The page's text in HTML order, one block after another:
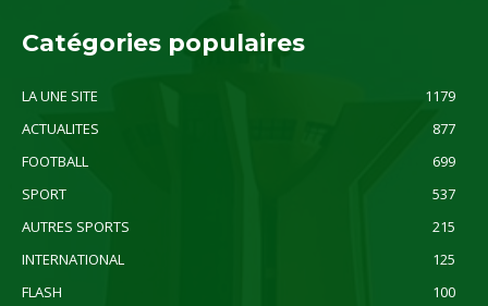
Catégories populaires
LA UNE SITE
1179
ACTUALITES
877
FOOTBALL
699
SPORT
537
AUTRES SPORTS
215
INTERNATIONAL
125
FLASH
100